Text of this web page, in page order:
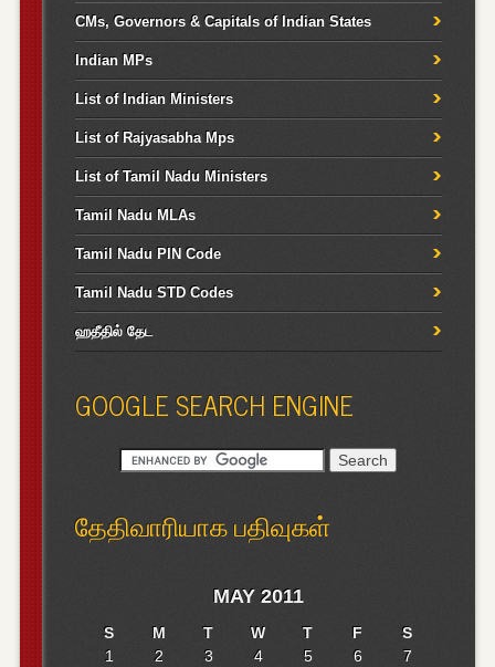
CMs, Governors & Capitals of Indian States
Indian MPs
List of Indian Ministers
List of Rajyasabha Mps
List of Tamil Nadu Ministers
Tamil Nadu MLAs
Tamil Nadu PIN Code
Tamil Nadu STD Codes
ஹதீதில் தேட
GOOGLE SEARCH ENGINE
தேதிவாரியாக பதிவுகள்
MAY 2011
S M T W T F
S
1
2 3 4 5 6
7